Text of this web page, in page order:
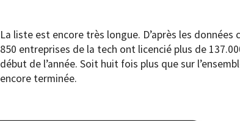
La liste est encore très longue. D’après les
850 entreprises de la tech ont licencié plus de
début de l’année. Soit huit fois plus que sur
encore terminée.